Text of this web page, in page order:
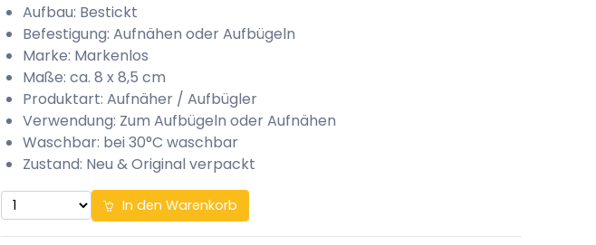
Aufbau: Bestickt
Befestigung: Aufnähen oder Aufbügeln
Marke: Markenlos
Maße: ca. 8 x 8,5 cm
Produktart: Aufnäher / Aufbügler
Verwendung: Zum Aufbügeln oder Aufnähen
Waschbar: bei 30°C waschbar
Zustand: Neu & Original verpackt
In den Warenkorb